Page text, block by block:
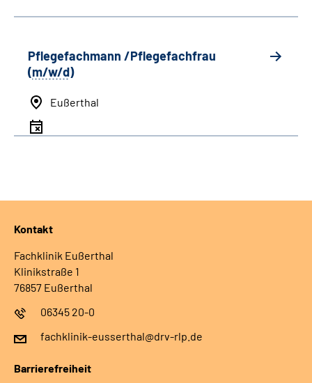
Pflegefachmann /Pflegefachfrau
(m/w/d)
Eußerthal
Kontakt
Fachklinik Eußerthal
Klinikstraße 1
76857 Eußerthal
06345 20-0
fachklinik-eusserthal@drv-rlp.de
Barrierefreiheit